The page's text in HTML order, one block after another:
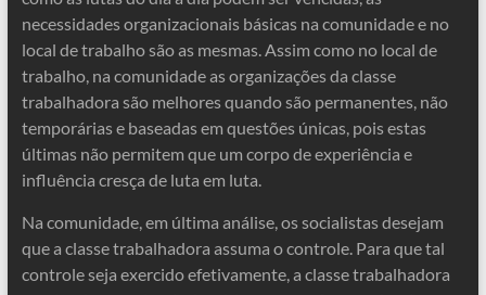
necessidades organizacionais básicas na comunidade e no
local de trabalho são as mesmas. Assim como no local de
trabalho, na comunidade as organizações da classe
trabalhadora são melhores quando são permanentes, não
temporárias e baseadas em questões únicas, pois estas
últimas não permitem que um corpo de experiência e
influência cresça de luta em luta.
Na comunidade, em última análise, os socialistas desejam
que a classe trabalhadora assuma o controle. Para que tal
controle seja exercido efetivamente, a classe trabalhadora